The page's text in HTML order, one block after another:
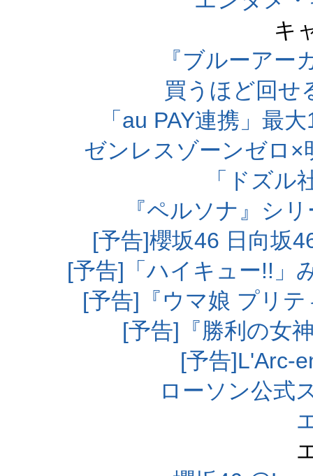
キ
『ブルーアー
買うほど回せ
「au PAY連携」最
ゼンレスゾーンゼロ
「ドズル
『ペルソナ』シ
[予告]櫻坂46 日向坂
[予告]「ハイキュー!!」
[予告]『ウマ娘 プリ
[予告]『勝利の女
[予告]L'Arc-
ローソン公式